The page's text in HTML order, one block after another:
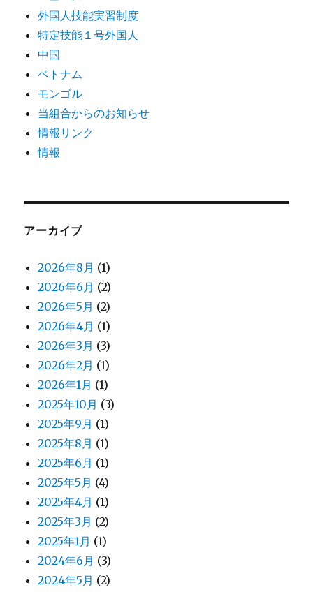
外国人技能実習制度
特定技能１号外国人
中国
ベトナム
モンゴル
当組合からのお知らせ
情報リンク
情報
アーカイブ
2026年8月 (1)
2026年6月 (2)
2026年5月 (2)
2026年4月 (1)
2026年3月 (3)
2026年2月 (1)
2026年1月 (1)
2025年10月 (3)
2025年9月 (1)
2025年8月 (1)
2025年6月 (1)
2025年5月 (4)
2025年4月 (1)
2025年3月 (2)
2025年1月 (1)
2024年6月 (3)
2024年5月 (2)